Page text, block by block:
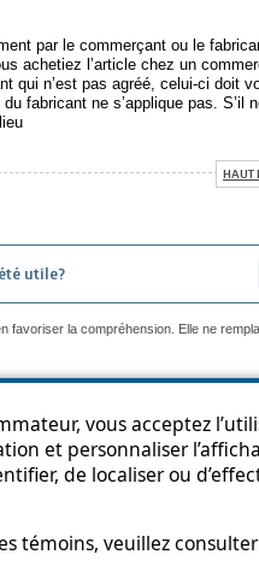
vous acceptez
et personnaliser
de localiser ou
témoins, veuillez
par le commerçant ou le
achetiez l’article chez un
qui n’est pas agréé, celui-ci doit
fabricant ne s’applique pas. S’il
HAUT
utile?
favoriser la compréhension. Elle ne
l'information